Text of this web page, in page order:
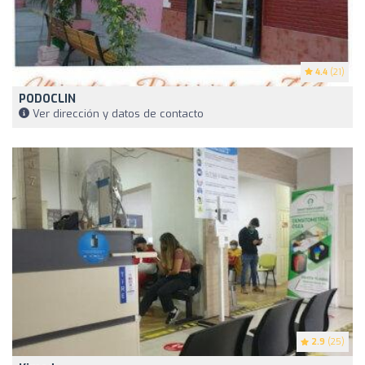
4.4 (21)
PODOCLIN
Ver dirección y datos de contacto
2.9 (25)